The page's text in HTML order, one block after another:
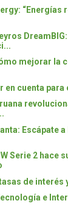
“Energías
mejorar la
en cuenta
Escápate
Serie 2 hace
de interés
e